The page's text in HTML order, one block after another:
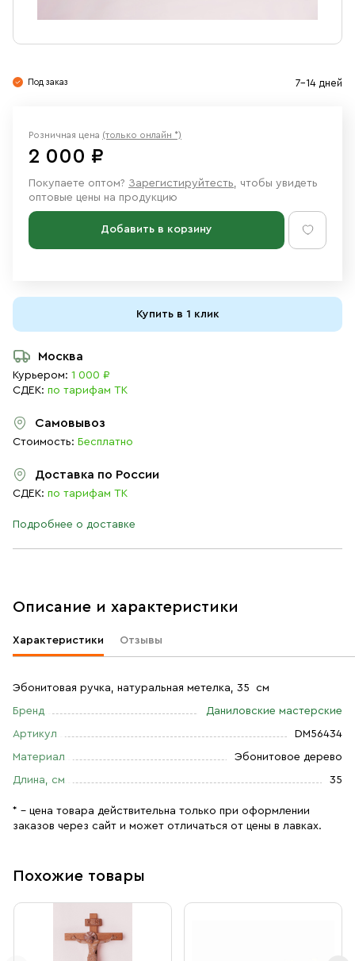
Ювелирные изделия
Под заказ 7-14 дней
Розничная цена (только онлайн *)
2 000 ₽
Покупаете оптом? Зарегистируйтесть, чтобы увидеть
оптовые цены на продукцию
Добавить в корзину
Купить в 1 клик
Москва
Курьером: 1 000 ₽
СДЕК: по тарифам ТК
Самовывоз
Стоимость: Бесплатно
Доставка по России
СДЕК: по тарифам ТК
Подробнее о доставке
Описание и характеристики
Характеристики Отзывы
Эбонитовая ручка, натуральная метелка, 35 см
Бренд Даниловские мастерские
Артикул DM56434
Материал Эбонитовое дерево
Длина, см 35
* – цена товара действительна только при оформлении
заказов через сайт и может отличаться от цены в лавках.
Похожие товары